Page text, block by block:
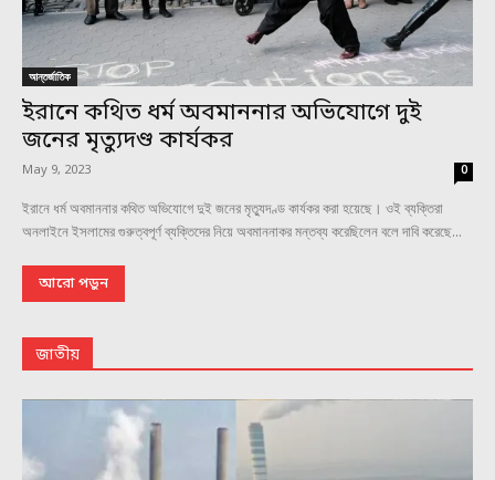
আন্তর্জাতিক
ইরানে কথিত ধর্ম অবমাননার অভিযোগে দুই
জনের মৃত্যুদণ্ড কার্যকর
May 9, 2023 0
ইরানে ধর্ম অবমাননার কথিত অভিযোগে দুই জনের মৃত্যুদণ্ড কার্যকর করা হয়েছে। ওই ব্যক্তিরা
অনলাইনে ইসলামের গুরুত্বপূর্ণ ব্যক্তিদের নিয়ে অবমাননাকর মন্তব্য করেছিলেন বলে দাবি করেছে...
আরো পড়ুন
জাতীয়